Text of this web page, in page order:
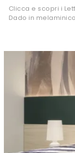
Clicca e scopri i
Dado in